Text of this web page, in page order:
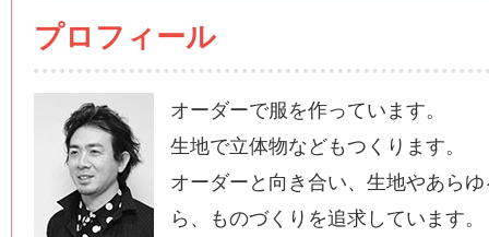
プロフィール
オーダーで服を作っています。
生地で立体物などもつくります。
オーダーと向き合い、生地やあら
ら、ものづくりを追求しています。